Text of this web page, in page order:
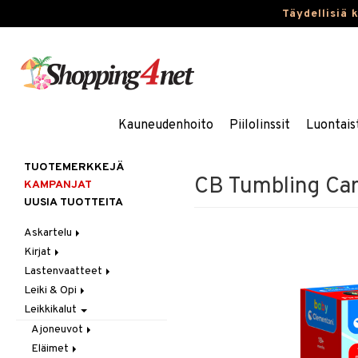
Täydellisiä
Kauneudenhoito Piilolinssit
CB Tumbling
TUOTEMERKKEJÄ
KAMPANJAT
UUSIA TUOTTEITA
Askartelu
Askartelumateriaalit
Askartelusetti
Helmet
Koulutarvikkeet
Muovailuvaha
Piirrä ja maalaa
Kirjat
Askartelukirjat
Maalauskirjat
Päiväkirjat
Lastenvaatteet
Alaosat
Leggingsit
Alusvaatteet & Sukat
Kengät
Mekot
Leiki & Opi
Opetuslelut
Oppimispelit
Soittimet
Leikkikalut
Ajoneuvot
Autoradat
Eläimet